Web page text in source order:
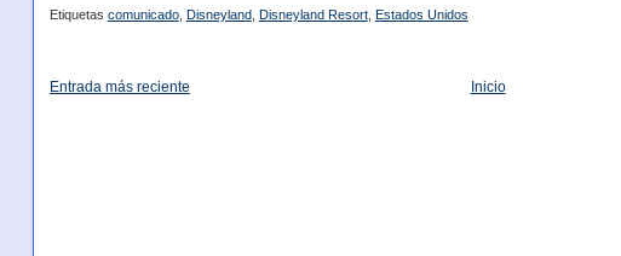
Etiquetas comunicado, Disneyland, Disneyland Resort, Estados Unidos
Entrada más reciente Inicio